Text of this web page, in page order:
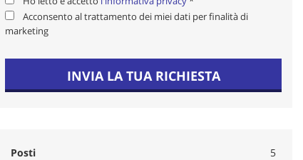
Acconsento al trattamento dei miei dati per finalità di
marketing
INVIA LA TUA RICHIESTA
Posti
5